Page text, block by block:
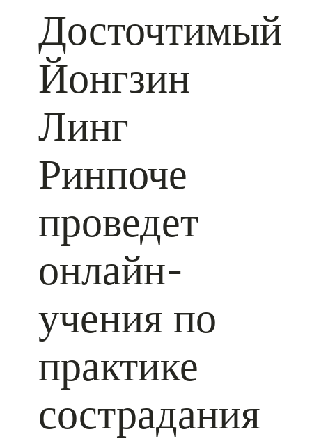
Досточтимый
Йонгзин
Линг
Ринпоче
проведет
онлайн-
учения по
практике
сострадания